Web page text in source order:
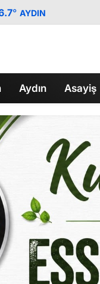
° AYDIN
Aydın Asayiş